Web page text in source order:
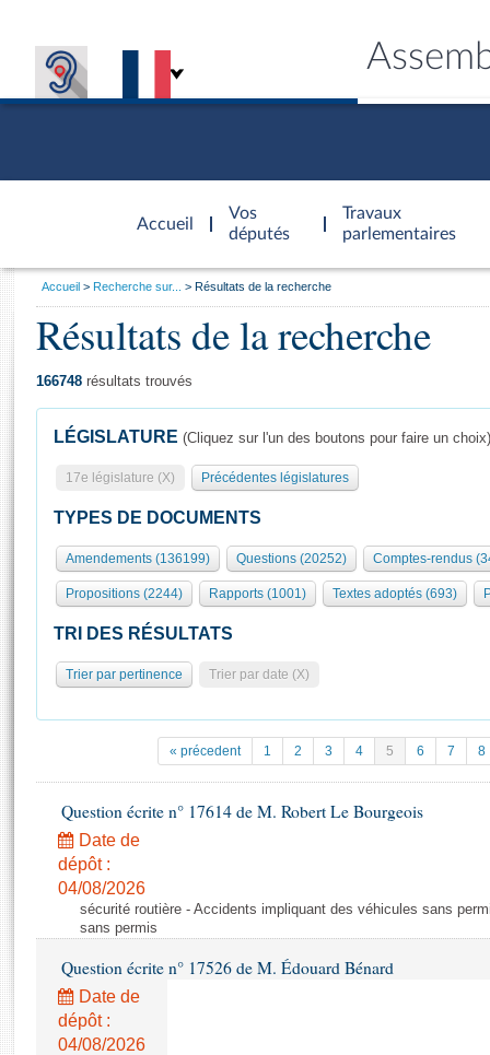
Accueil
d'accueil
Vos
députés
Travaux
parlementaires
Présidence
577 députés
Groupes politiques
Séance publique
Commissions et autres organes
Europe et International
Pétitions
Projets de loi
Propositions de loi
Amendements
Textes adoptés
Rapports législatifs
Rapports sur l'application des lois
Général
Rôle et pouvoirs de l'Assemblée
Organisation de l'Assemblée
Présidence Conférence des Présidents Bureau Collège des
Statistiques et chiffres clés
Documents de référence
( Constitution | Règlement de l'Assemblée ... )
Histoire
Juniors
Anciennes législatures
Visiter l'Assemblée
Visite virtuelle du palais Bourbon
Assister à une séance
La Bibliothèque
Contacts et plan d'accès
Photos libres de droit
Vous
Accueil Recherche sur... Résultats de la recherche
Résultats de la recherche
166748 résultats trouvés
LÉGISLATURE (Cliquez sur l'un des boutons pour faire un choix)
17e législature (X) Précédentes législatures
TYPES DE DOCUMENTS
Amendements (136199) Questions (20252) Comptes-rendus
Propositions (2244) Rapports (1001) Textes adoptés (693)
TRI DES RÉSULTATS
Trier par pertinence Trier par date (X)
« précedent 1 2 3 4 5 6 7 8
Question écrite n° 17614 de M. Robert Le Bourgeois
Date de
dépôt :
04/08/2026
sécurité routière - Accidents impliquant des véhicules sans
sans permis
Question écrite n° 17526 de M. Édouard Bénard
Date de
dépôt :
04/08/2026